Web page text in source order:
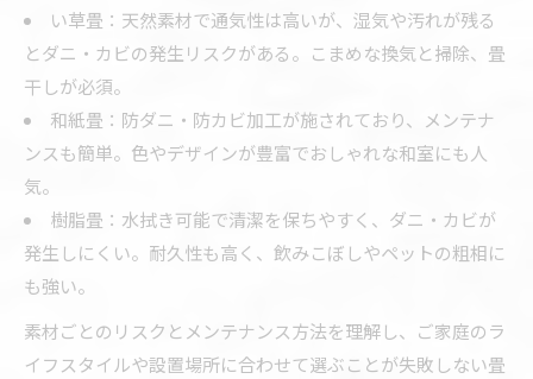
い草畳：天然素材で通気性は高いが、湿気や汚れが残る
とダニ・カビの発生リスクがある。こまめな換気と掃除、畳
干しが必須。
和紙畳：防ダニ・防カビ加工が施されており、メンテナ
ンスも簡単。色やデザインが豊富でおしゃれな和室にも人
気。
樹脂畳：水拭き可能で清潔を保ちやすく、ダニ・カビが
発生しにくい。耐久性も高く、飲みこぼしやペットの粗相に
も強い。
素材ごとのリスクとメンテナンス方法を理解し、ご家庭のラ
イフスタイルや設置場所に合わせて選ぶことが失敗しない畳